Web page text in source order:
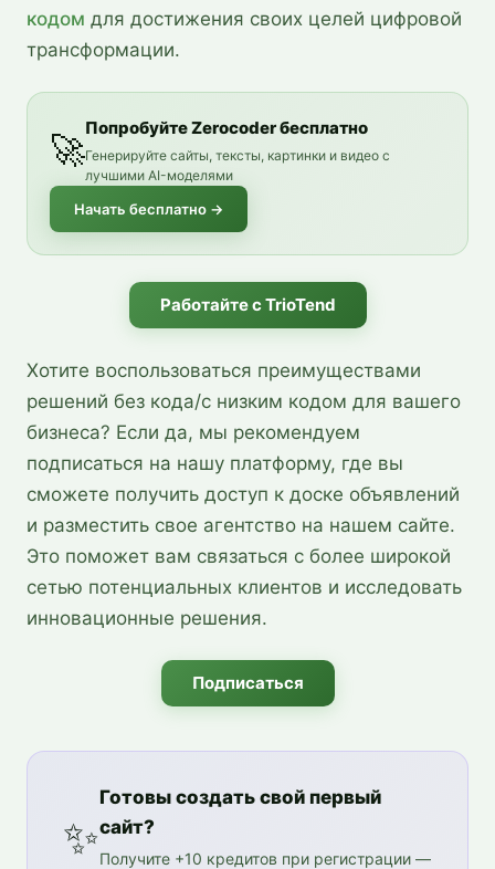
кодом для достижения своих целей цифровой
трансформации.
🚀
Попробуйте Zerocoder бесплатно
Генерируйте сайты, тексты, картинки и видео с
лучшими AI-моделями
Начать бесплатно →
Работайте с TrioTend
Хотите воспользоваться преимуществами
решений без кода/с низким кодом для вашего
бизнеса? Если да, мы рекомендуем
подписаться на нашу платформу, где вы
сможете получить доступ к доске объявлений
и разместить свое агентство на нашем сайте.
Это поможет вам связаться с более широкой
сетью потенциальных клиентов и исследовать
инновационные решения.
Подписаться
✨
Готовы создать свой первый
сайт?
Получите +10 кредитов при регистрации —